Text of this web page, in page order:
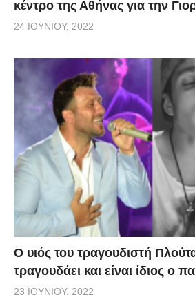
κέντρο της Αθήνας για την
24 ΙΟΥΝΊΟΥ, 2022
O υιός του τραγουδιστή
τραγουδάει και είναι ίδιος ο
23 ΙΟΥΝΊΟΥ, 2022